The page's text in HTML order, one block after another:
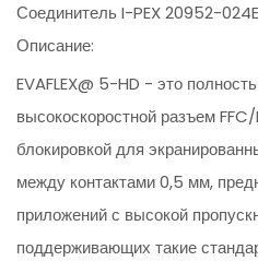
Соединитель I-PEX 20952-
Описание:
EVAFLEX@ 5-HD - это
высокоскоростной разъем
блокировкой для
между контактами 0,5 мм,
приложений с высокой
поддерживающих такие